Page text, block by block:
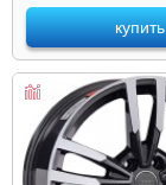
купить